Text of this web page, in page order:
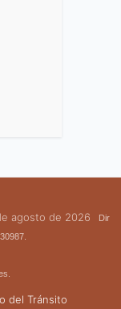
agosto de 2026
Dir
del Tránsito